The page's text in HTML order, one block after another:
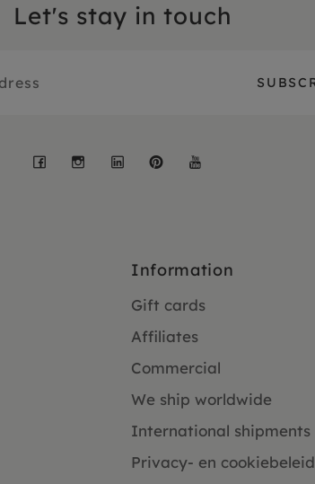
Let's stay in touch
Facebook
Instagram
LinkedInPinterest
Information
Gift cards
Affiliates
Commercial
We ship worldwide
International shipments
Privacy- en cookiebeleid